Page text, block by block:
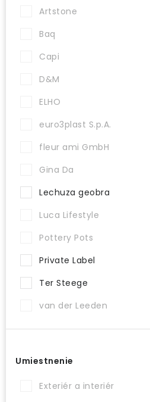
NOVINKY
SUBSTRÁTY A HNOJIVÁ
PRÍSLUŠENSTVO
KVETINÁČE A OBALY NA RASTLINY
ZNAČKY
Obchodné podmienky
Kontakt / Právne údaje
Artstone
Baq
Capi
D&M
ELHO
euro3plast S.p.A.
fleur ami GmbH
Gina Da
Lechuza geobra
Luca Lifestyle
Pottery Pots
Private Label
Ter Steege
van der Leeden
Umiestnenie
Exteriér a interiér